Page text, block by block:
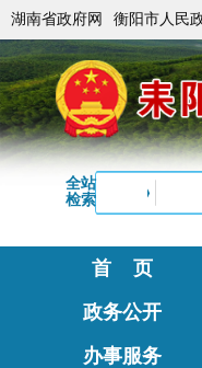
湖南省政府网 衡阳市人民
全站
检索
首 页
政务公开
办事服务